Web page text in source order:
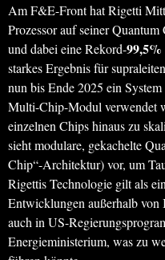
Am F&E-Front hat Rigetti
Prozessor auf seiner
und dabei eine Rekord-
starkes Ergebnis für
nun bis Ende 2025 ein
Multi-Chip-Modul verwendet
einzelnen Chips hinaus zu
sieht modulare, gekachelte
Chip“-Architektur) vor, um
Rigettis Technologie gilt als
Entwicklungen außerhalb
auch in US-
Energieministerium, was zu